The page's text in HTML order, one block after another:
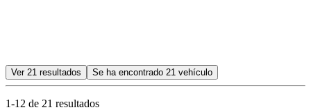
Ver 21 resultados Se ha encontrado 21 vehículo
1-12 de 21 resultados